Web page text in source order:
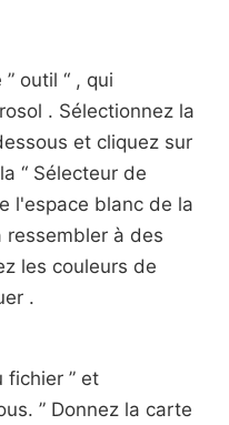
outil “ , qui
. Sélectionnez la
et cliquez sur
“ Sélecteur de
l'espace blanc de la
ressembler à des
les couleurs de
.
fichier ” et
” Donnez la carte